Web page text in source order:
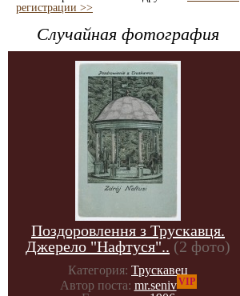
регистрации >>
Случайная фотография
Поздоровлення з Трускавця.
Джерело "Нафтуся".. (2 фото)
Категория: Трускавец
Автор поста: mr.senivVIP